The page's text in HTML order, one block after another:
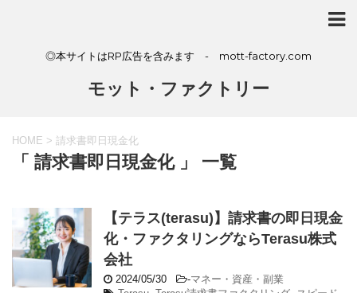
◎本サイトはRP広告を含みます - mott-factory.com
モット・ファクトリー
HOME > 請求書即日現金化
「 請求書即日現金化 」 一覧
【テラス(terasu)】請求書の即日現金
化・ファクタリングならTerasu株式
会社
2024/05/30 -マネー・資産・副業